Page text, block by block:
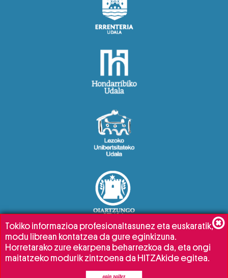
Tokiko informazioa profesionaltasunez eta euskaratik,
modu librean kontatzea da gure eginkizuna.
Horretarako zure ekarpena beharrezkoa da, eta ongi
maitatzeko modurik zintzoena da HITZAkide egitea.